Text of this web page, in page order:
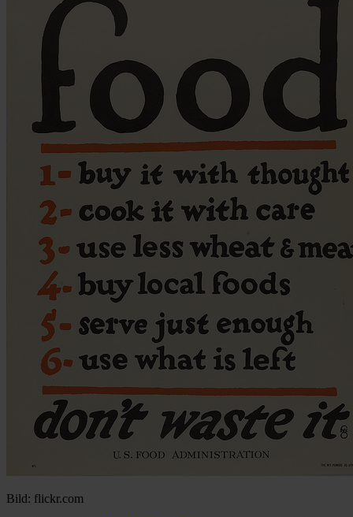
Bild: flickr.com